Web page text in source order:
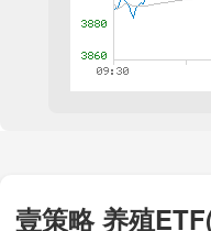
壹策略 养殖